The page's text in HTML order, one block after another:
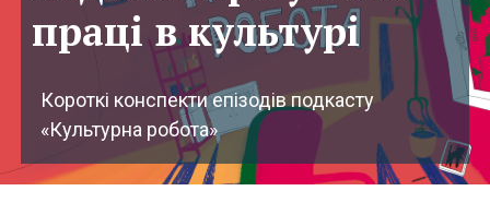
праці в культурі
Короткі конспекти епізодів подкасту
«Культурна робота»